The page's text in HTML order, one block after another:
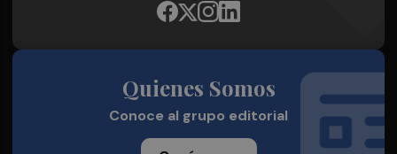
Quienes Somos
Conoce al grupo editorial